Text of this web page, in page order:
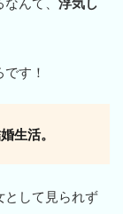
す！
生活。
として見られず